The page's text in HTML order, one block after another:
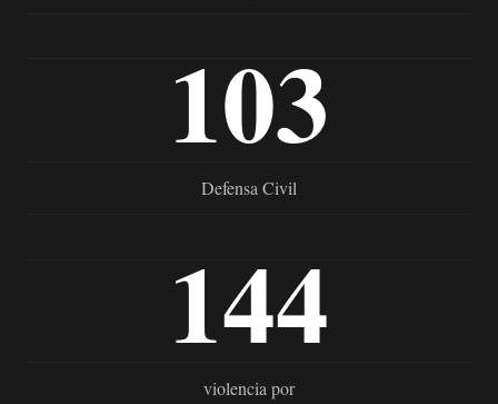
103
Defensa Civil
144
violencia por